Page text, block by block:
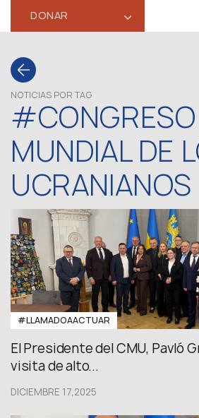
DONAR ‹
NOTICIAS POR TAG
#CONGRESO
MUNDIAL DE
UCRANIANOS
#LLAMADOAACTUAR
El Presidente del CMU, Pavló
visita de alto...
DICIEMBRE 17,2025